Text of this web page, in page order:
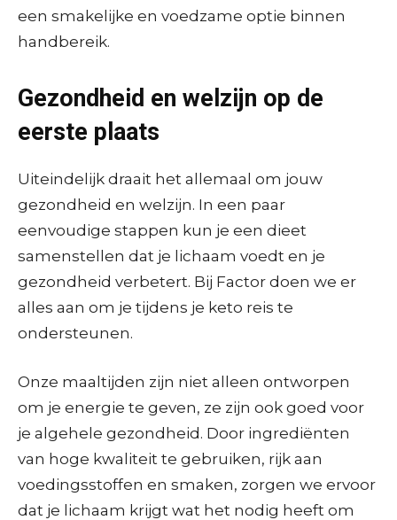
een smakelijke en voedzame optie binnen
handbereik.
Gezondheid en welzijn op de
eerste plaats
Uiteindelijk draait het allemaal om jouw
gezondheid en welzijn. In een paar
eenvoudige stappen kun je een dieet
samenstellen dat je lichaam voedt en je
gezondheid verbetert. Bij Factor doen we er
alles aan om je tijdens je keto reis te
ondersteunen.
Onze maaltijden zijn niet alleen ontworpen
om je energie te geven, ze zijn ook goed voor
je algehele gezondheid. Door ingrediënten
van hoge kwaliteit te gebruiken, rijk aan
voedingsstoffen en smaken, zorgen we ervoor
dat je lichaam krijgt wat het nodig heeft om